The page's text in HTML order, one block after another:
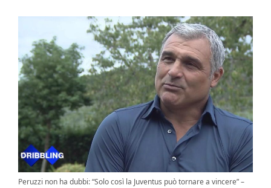
Peruzzi non ha dubbi: “Solo così la Juventus può tornare a vincere” –